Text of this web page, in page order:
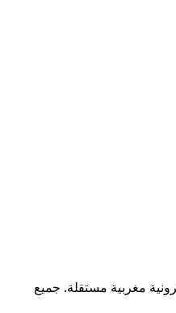
مغربية مستقلة. جميع